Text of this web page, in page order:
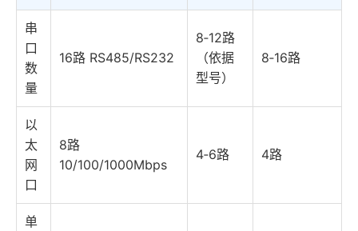
串
口
数
量
16路 RS485/RS232
8‑12路
（依据
型号）
8‑16路
以
太
网
口
8路
10/100/1000Mbps
4‑6路 4路
单